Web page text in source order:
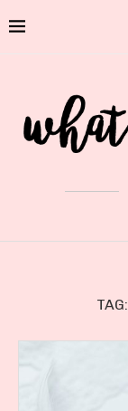
TAG: